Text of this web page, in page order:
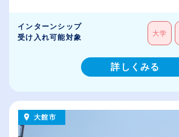
インターンシップ
受け入れ可能対象
大学
詳しくみる
大館市